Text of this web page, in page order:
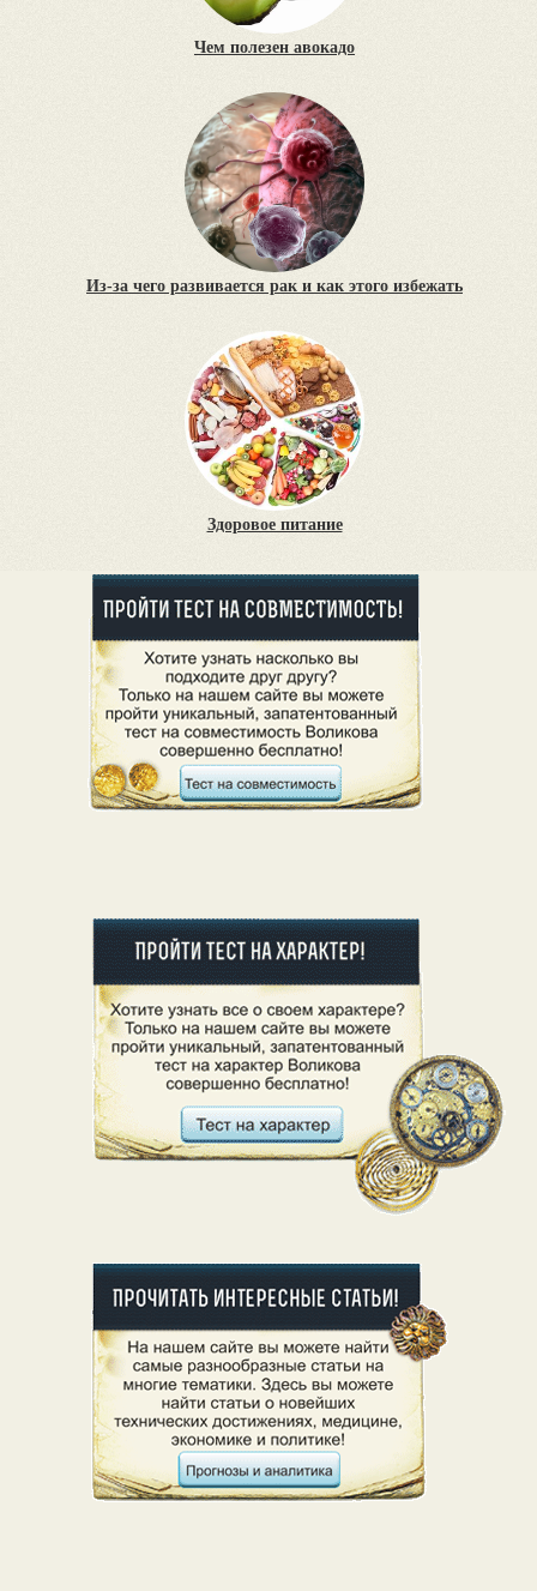
Чем полезен авокадо
Из-за чего развивается рак и как этого избежать
Здоровое питание